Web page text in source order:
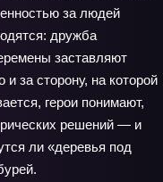
за людей
дружба
заставляют
и за сторону, на которой
герои понимают,
решений — и
ли «деревья под